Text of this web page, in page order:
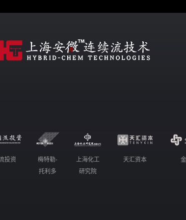
投资
梅特勒-
托利多
上海化工
研究院
天汇资本